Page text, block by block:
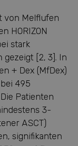
von Melflufen
HORIZON
stark
[2, 3]. In
+ Dex (MfDex)
495
Patienten
3-
ASCT)
signifikanten